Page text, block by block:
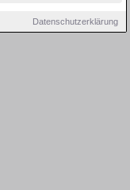
Datenschutzerklärung